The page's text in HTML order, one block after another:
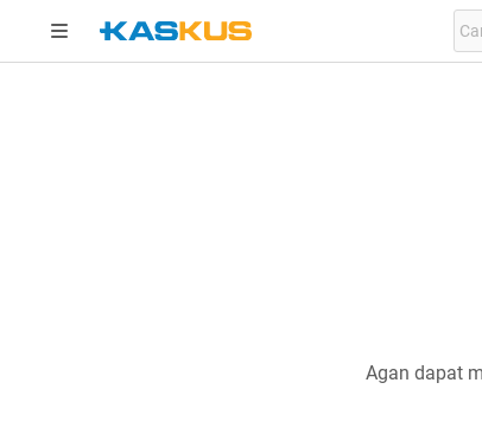
Agan dapat